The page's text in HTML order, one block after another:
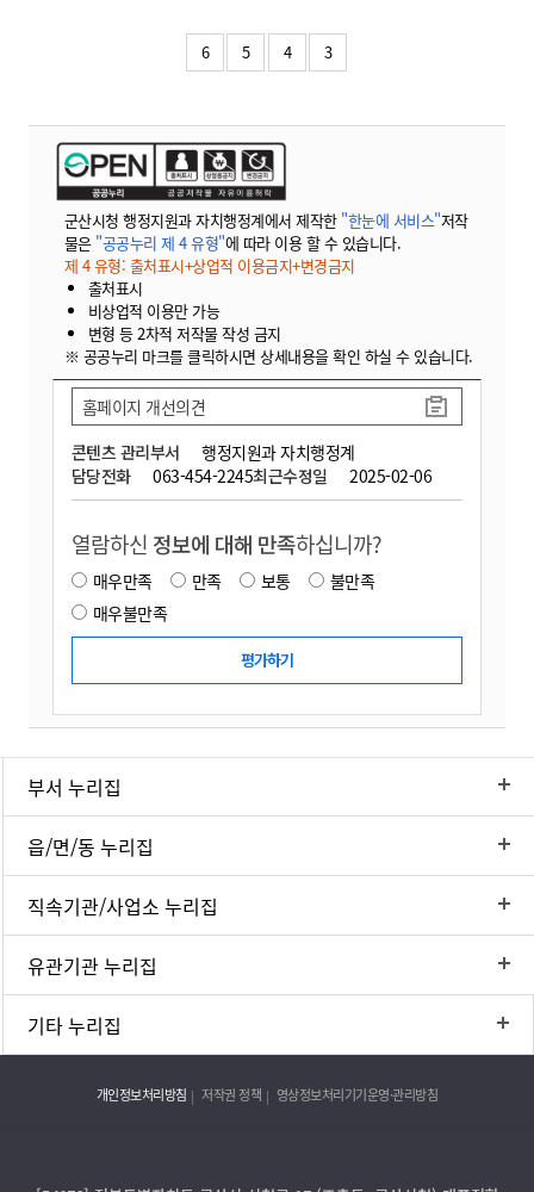
6 5 4 3
군산시청 행정지원과 자치행정계에서 제작한 "한눈에 서비스"저작
물은 "공공누리 제 4 유형"에 따라 이용 할 수 있습니다.
제 4 유형: 출처표시+상업적 이용금지+변경금지
출처표시
비상업적 이용만 가능
변형 등 2차적 저작물 작성 금지
※ 공공누리 마크를 클릭하시면 상세내용을 확인 하실 수 있습니다.
콘텐츠 관리부서
행정지원과 자치행정계
담당전화
063-454-2245최근수정일 2025-02-06
홈페이지 개선의견
열람하신 정보에 대해 만족하십니까?
매우만족 만족 보통
불만족
매우불만족
부서 누리집
읍/면/동 누리집
직속기관/사업소 누리집
유관기관 누리집
기타 누리집
개인정보처리방침 저작권 정책 영상정보처리기기운영·관리방침